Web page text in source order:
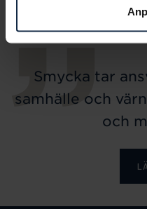
Smycka tar
samhälle och
och